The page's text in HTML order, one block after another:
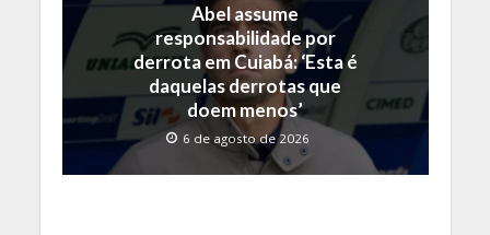
Abel assume
responsabilidade por
derrota em Cuiabá: ‘Esta é
daquelas derrotas que
doem menos’
6 de agosto de 2026